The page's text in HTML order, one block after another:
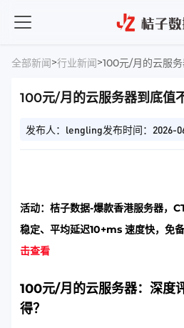
全部新闻>行业新闻>100元/月的云服务
100元/月的云服务器到底值
发布人：lengling发布时间：2026-
活动：桔子数据-爆款香港服务器，
稳定、平均延迟10+ms 速度快，免
击查看
100元/月的云服务器：深度
得？